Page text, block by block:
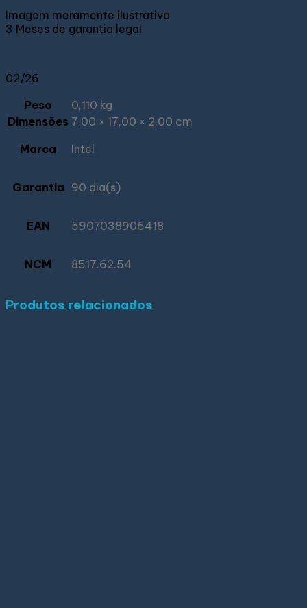
Imagem meramente ilustrativa
3 Meses de garantia legal
02/26
Peso
0,110 kg
Dimensões 7,00 × 17,00 × 2,00 cm
Marca
Intel
Garantia 90 dia(s)
EAN 5907038906418
NCM 8517.62.54
Produtos relacionados